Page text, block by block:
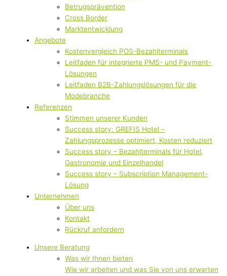
Betrugsprävention
Cross Border
Marktentwicklung
Angebote
Kostenvergleich POS-Bezahlterminals
Leitfaden für integrierte PMS- und Payment-
Lösungen
Leitfaden B2B-Zahlungslösungen für die
Modebranche
Referenzen
Stimmen unserer Kunden
Success story: GREFIS Hotel –
Zahlungsprozesse optimiert, Kosten reduziert
Success story – Bezahlterminals für Hotel,
Gastronomie und Einzelhandel
Success story – Subscription Management-
Lösung
Unternehmen
Über uns
Kontakt
Rückruf anfordern
Unsere Beratung
Was wir Ihnen bieten
Wie wir arbeiten und was Sie von uns erwarten